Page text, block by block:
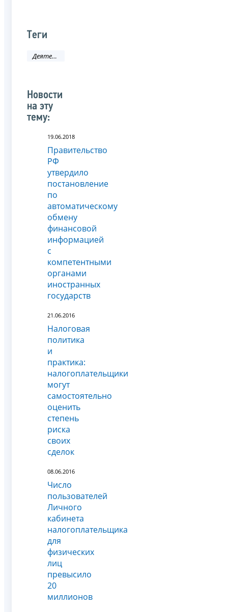
Теги
Деятельность ФНС
Новости
на эту
тему:
19.06.2018
Правительство
РФ
утвердило
постановление
по
автоматическому
обмену
финансовой
информацией
с
компетентными
органами
иностранных
государств
21.06.2016
Налоговая
политика
и
практика:
налогоплательщики
могут
самостоятельно
оценить
степень
риска
своих
сделок
08.06.2016
Число
пользователей
Личного
кабинета
налогоплательщика
для
физических
лиц
превысило
20
миллионов